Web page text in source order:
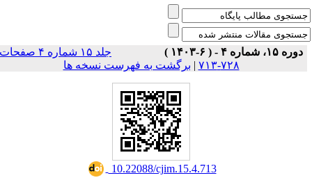
دوره ۱۵، شماره ۴ - ( ۶-۱۴۰۳ )
جلد ۱۵ شماره ۴ صفحات
۷۲۸-۷۱۳
|برگشت به فهرست نسخه ها
‎ 10.22088/cjim.15.4.713